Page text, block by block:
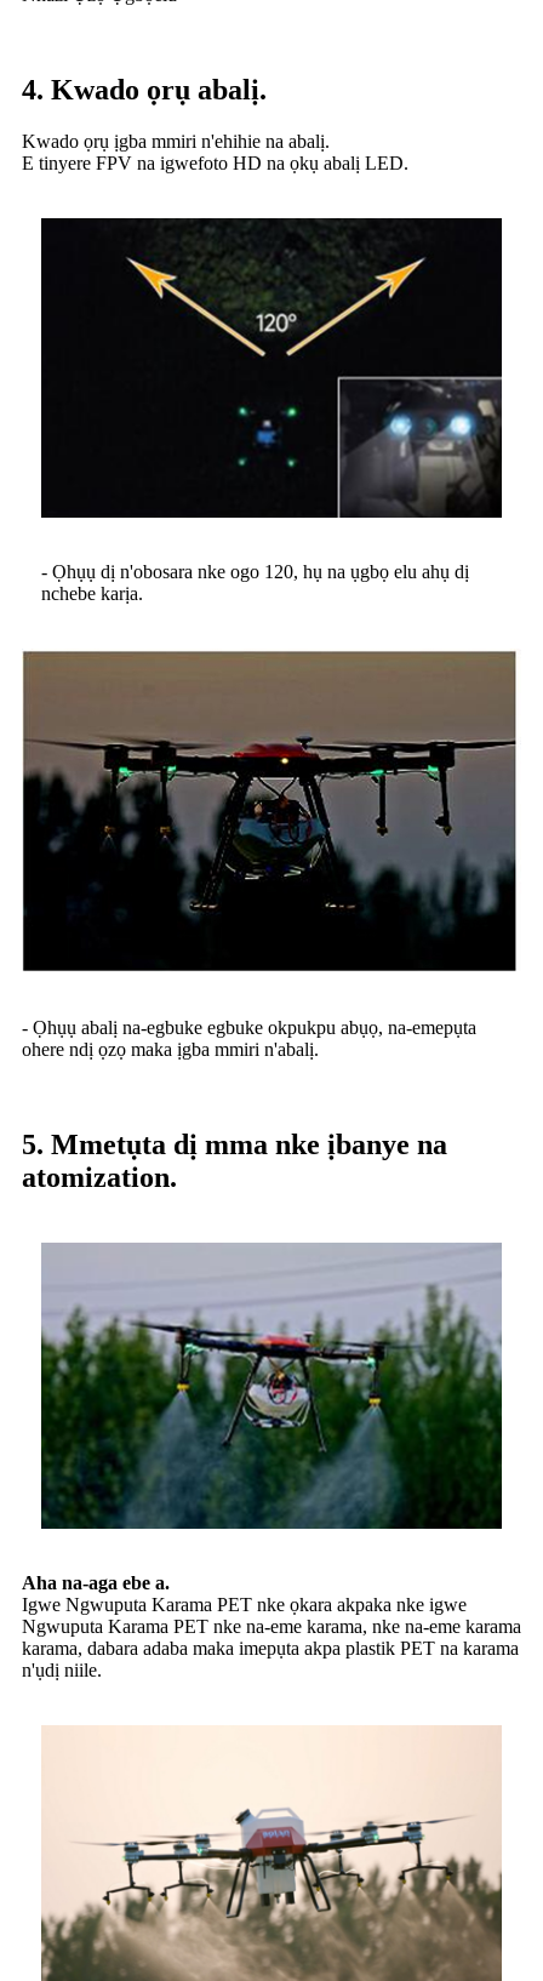
4. Kwado ọrụ abalị.
Kwado ọrụ ịgba mmiri n'ehihie na abalị.
E tinyere FPV na igwefoto HD na ọkụ abalị LED.
- Ọhụụ dị n'obosara nke ogo 120, hụ na ụgbọ elu ahụ dị
nchebe karịa.
- Ọhụụ abalị na-egbuke egbuke okpukpu abụọ, na-emepụta
ohere ndị ọzọ maka ịgba mmiri n'abalị.
5. Mmetụta dị mma nke ịbanye na
atomization.
Aha na-aga ebe a.
Igwe Ngwuputa Karama PET nke ọkara akpaka nke igwe
Ngwuputa Karama PET nke na-eme karama, nke na-eme karama
karama, dabara adaba maka imepụta akpa plastik PET na karama
n'ụdị niile.